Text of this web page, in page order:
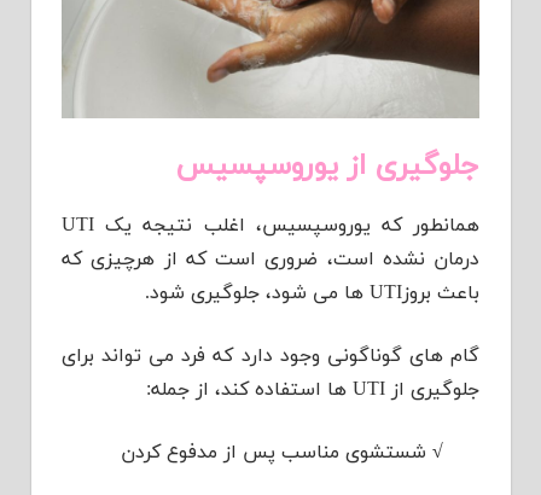
جلوگیری از یوروسپسیس
همانطور که یوروسپسیس، اغلب نتیجه یک UTI
درمان نشده است، ضروری است که از هرچیزی که
باعث بروزUTI ها می شود، جلوگیری شود.
گام های گوناگونی وجود دارد که فرد می تواند برای
جلوگیری از UTI ها استفاده کند، از جمله:
√ شستشوی مناسب پس از مدفوع کردن